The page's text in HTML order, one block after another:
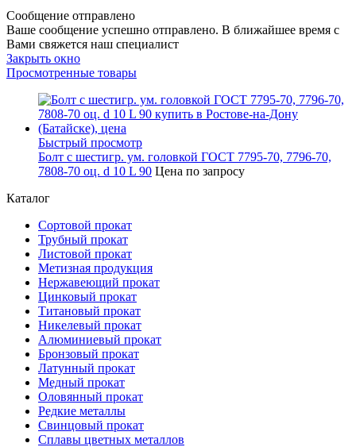
Сообщение отправлено
Ваше сообщение успешно отправлено. В ближайшее время с
Вами свяжется наш специалист
Закрыть окно
Просмотренные товары
Быстрый просмотр
Болт с шестигр. ум. головкой ГОСТ 7795-70, 7796-70,
7808-70 оц. d 10 L 90 Цена по запросу
Каталог
Сортовой прокат
Трубный прокат
Листовой прокат
Метизная продукция
Нержавеющий прокат
Цинковый прокат
Титановый прокат
Никелевый прокат
Алюминиевый прокат
Бронзовый прокат
Латунный прокат
Медный прокат
Оловянный прокат
Редкие металлы
Свинцовый прокат
Сплавы цветных металлов